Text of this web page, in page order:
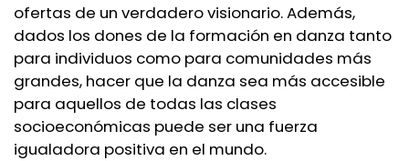
ofertas de un verdadero visionario. Además,
dados los dones de la formación en danza tanto
para individuos como para comunidades más
grandes, hacer que la danza sea más accesible
para aquellos de todas las clases
socioeconómicas puede ser una fuerza
igualadora positiva en el mundo.